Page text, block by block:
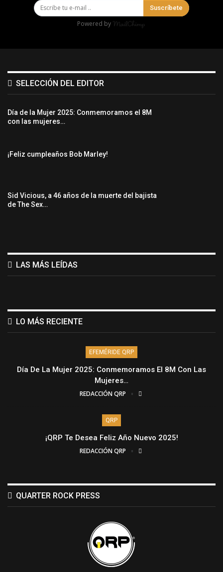
Suscríbete
Powered by
SELECCIÓN DEL EDITOR
Día de la Mujer 2025: Conmemoramos el 8M
con las mujeres…
¡Feliz cumpleaños Bob Marley!
Sid Vicious, a 46 años de la muerte del bajista
de The Sex…
LAS MÁS LEÍDAS
LO MÁS RECIENTE
EFEMÉRIDE QRP
Día De La Mujer 2025: Conmemoramos El 8M Con Las
Mujeres…
REDACCIÓN QRP
QRP
¡QRP Te Desea Feliz Año Nuevo 2025!
REDACCIÓN QRP
QUARTER ROCK PRESS